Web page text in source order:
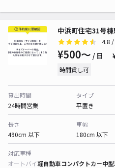
中浜町住宅31号
4.8 /
¥500〜 / 日
時間貸し可
貸出時間
24時間営業
タイプ
平置き
長さ
490cm 以下
車幅
180cm 以下
対応車種
オートバイ軽自動車コンパクトカー中